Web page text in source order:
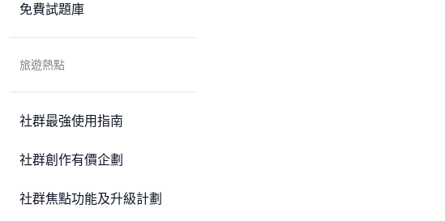
免費試題庫
旅遊熱點
社群最強使用指南
社群創作有價企劃
社群焦點功能及升級計劃